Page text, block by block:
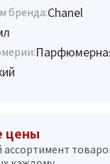
бренда:Chanel
цены